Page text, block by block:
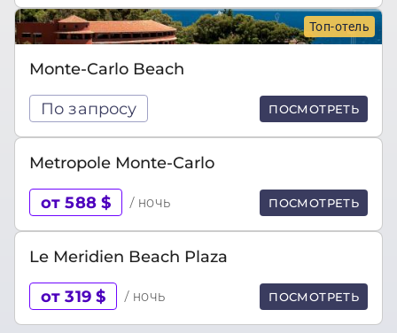
Топ-отель
Monte-Carlo Beach
По запросу ПОСМОТРЕТЬ
Metropole Monte-Carlo
от 588 $ / ночь ПОСМОТРЕТЬ
Le Meridien Beach Plaza
от 319 $ / ночь ПОСМОТРЕТЬ